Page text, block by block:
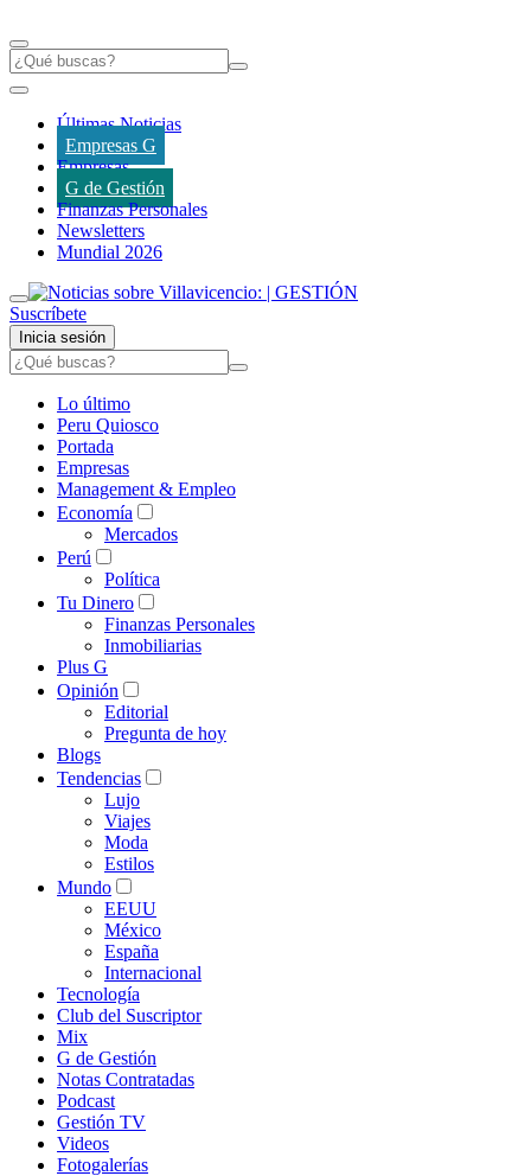
Últimas Noticias
Empresas G
Empresas
G de Gestión
Finanzas Personales
Newsletters
Mundial 2026
Suscríbete
Inicia sesión
Lo último
Peru Quiosco
Portada
Empresas
Management & Empleo
Economía
Mercados
Perú
Política
Tu Dinero
Finanzas Personales
Inmobiliarias
Plus G
Opinión
Editorial
Pregunta de hoy
Blogs
Tendencias
Lujo
Viajes
Moda
Estilos
Mundo
EEUU
México
España
Internacional
Tecnología
Club del Suscriptor
Mix
G de Gestión
Notas Contratadas
Podcast
Gestión TV
Videos
Fotogalerías